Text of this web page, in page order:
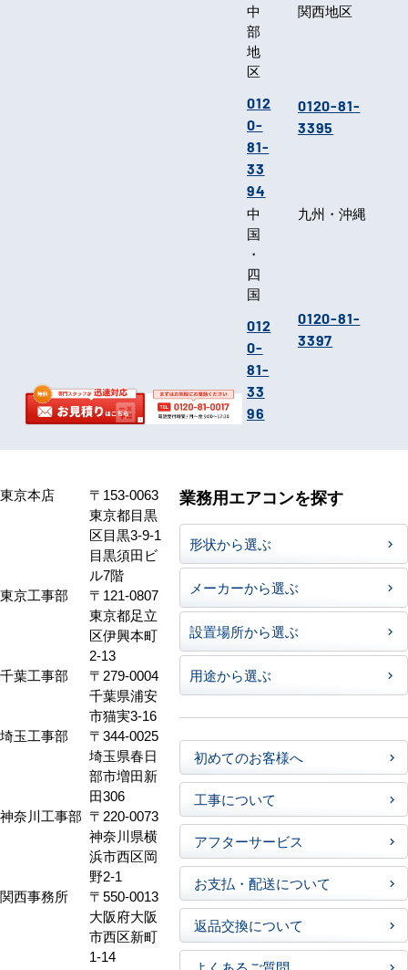
中
部
地
区
012
0-
81-
33
94
関西地区
0120-81-
3395
中
国
・
四
国
012
0-
81-
33
96
九州・沖縄
0120-81-
3397
東京本店
〒153-0063
東京都目黒
区目黒3-9-1
目黒須田ビ
ル7階
東京工事部
〒121-0807
東京都足立
区伊興本町
2-13
千葉工事部
〒279-0004
千葉県浦安
市猫実3-16
埼玉工事部
〒344-0025
埼玉県春日
部市増田新
田306
神奈川工事部 〒220-0073
神奈川県横
浜市西区岡
野2-1
関西事務所
〒550-0013
大阪府大阪
市西区新町
1-14
業務用エアコンを探す
形状から選ぶ
メーカーから選ぶ
設置場所から選ぶ
用途から選ぶ
初めてのお客様へ
工事について
アフターサービス
お支払・配送について
返品交換について